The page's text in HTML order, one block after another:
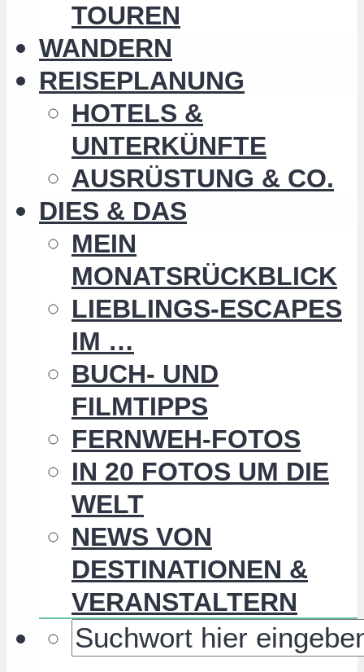
TOUREN
WANDERN
REISEPLANUNG
HOTELS &
UNTERKÜNFTE
AUSRÜSTUNG & CO.
DIES & DAS
MEIN
MONATSRÜCKBLICK
LIEBLINGS-ESCAPES
IM …
BUCH- UND
FILMTIPPS
FERNWEH-FOTOS
IN 20 FOTOS UM DIE
WELT
NEWS VON
DESTINATIONEN &
VERANSTALTERN